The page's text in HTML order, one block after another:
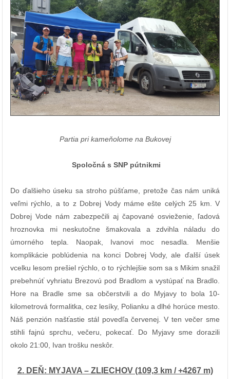
Partia pri kameňolome na Bukovej
Spoločná s SNP pútnikmi
Do ďalšieho úseku sa stroho púšťame, pretože čas nám uniká
veľmi rýchlo, a to z Dobrej Vody máme ešte celých 25 km. V
Dobrej Vode nám zabezpečili aj čapované osvieženie, ľadová
hroznovka mi neskutočne šmakovala a zdvihla náladu do
úmorného tepla. Naopak, Ivanovi moc nesadla. Menšie
komplikácie poblúdenia na konci Dobrej Vody, ale ďalší úsek
vcelku lesom prešiel rýchlo, o to rýchlejšie som sa s Mikim snažil
prebehnúť vyhriatu Brezovú pod Bradlom a vystúpať na Bradlo.
Hore na Bradle sme sa občerstvili a do Myjavy to bola 10-
kilometrová formalitka, cez lesíky, Polianku a dlhé horúce mesto.
Náš penzión našťastie stál povedľa červenej. V ten večer sme
stihli fajnú sprchu, večeru, pokecať. Do Myjavy sme dorazili
okolo 21:00, Ivan trošku neskôr.
2. DEŇ: MYJAVA – ZLIECHOV (109,3 km / +4267 m)